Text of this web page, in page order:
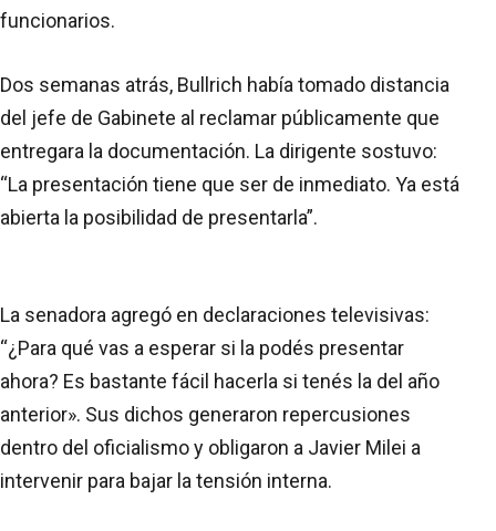
funcionarios.
Dos semanas atrás, Bullrich había tomado distancia
del jefe de Gabinete al reclamar públicamente que
entregara la documentación. La dirigente sostuvo:
“La presentación tiene que ser de inmediato. Ya está
abierta la posibilidad de presentarla”.
La senadora agregó en declaraciones televisivas:
“¿Para qué vas a esperar si la podés presentar
ahora? Es bastante fácil hacerla si tenés la del año
anterior». Sus dichos generaron repercusiones
dentro del oficialismo y obligaron a Javier Milei a
intervenir para bajar la tensión interna.